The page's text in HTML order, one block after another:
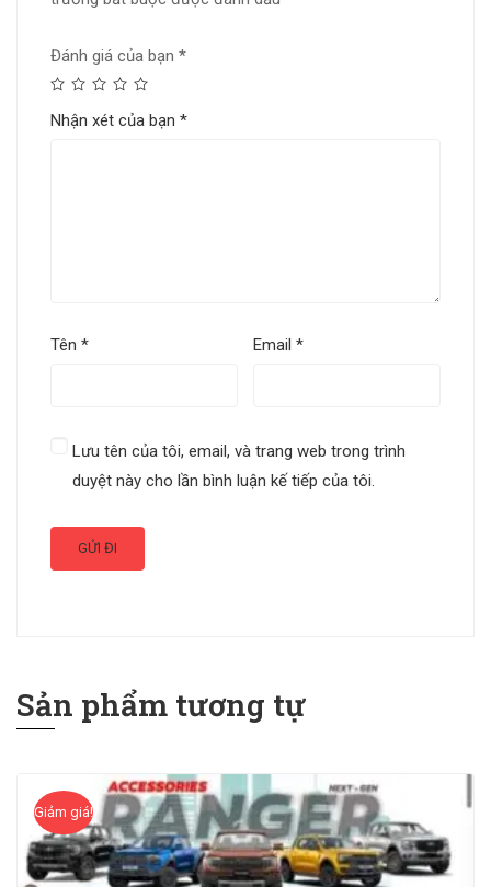
Đánh giá của bạn *
Nhận xét của bạn *
Tên * Email*
Lưu tên của tôi, email, và trang web trong trình
duyệt này cho lần bình luận kế tiếp của tôi.
Sản phẩm tương tự
Giảm giá!